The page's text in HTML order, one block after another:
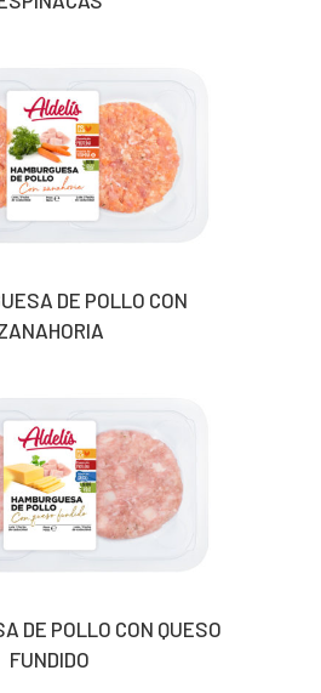
DE POLLO CON
DE POLLO CON QUESO
FUNDIDO